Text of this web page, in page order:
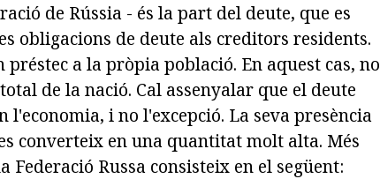
de Rússia - és la part del deute, que es
obligacions de deute als creditors residents.
a la pròpia població. En aquest cas, no
de la nació. Cal assenyalar que el deute
i no l'excepció. La seva presència
converteix en una quantitat molt alta. Més
Russa consisteix en el següent: